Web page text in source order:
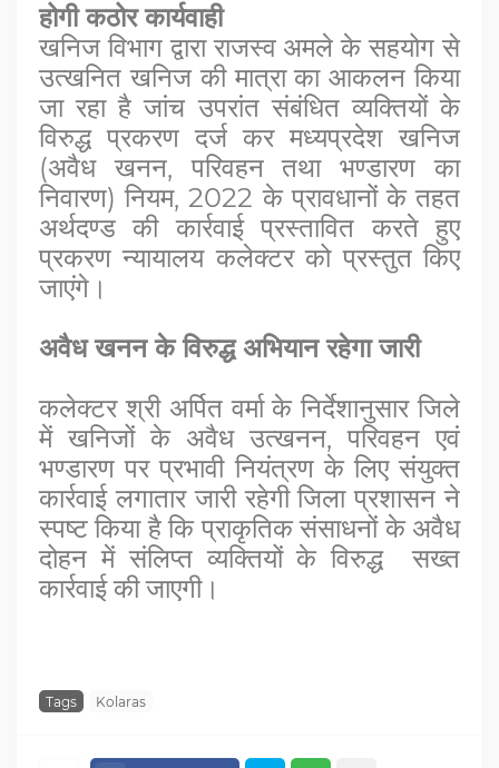
होगी कठोर कार्यवाही
खनिज विभाग द्वारा राजस्व अमले के सहयोग से
उत्खनित खनिज की मात्रा का आकलन किया
जा रहा है जांच उपरांत संबंधित व्यक्तियों के
विरुद्ध प्रकरण दर्ज कर मध्यप्रदेश खनिज
(अवैध खनन, परिवहन तथा भण्डारण का
निवारण) नियम, 2022 के प्रावधानों के तहत
अर्थदण्ड की कार्रवाई प्रस्तावित करते हुए
प्रकरण न्यायालय कलेक्टर को प्रस्तुत किए
जाएंगे।
अवैध खनन के विरुद्ध अभियान रहेगा जारी
कलेक्टर श्री अर्पित वर्मा के निर्देशानुसार जिले
में खनिजों के अवैध उत्खनन, परिवहन एवं
भण्डारण पर प्रभावी नियंत्रण के लिए संयुक्त
कार्रवाई लगातार जारी रहेगी जिला प्रशासन ने
स्पष्ट किया है कि प्राकृतिक संसाधनों के अवैध
दोहन में संलिप्त व्यक्तियों के विरुद्ध सख्त
कार्रवाई की जाएगी।
Tags Kolaras